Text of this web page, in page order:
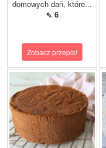
domowych dań, które...
⇖ 6
Zobacz przepis!